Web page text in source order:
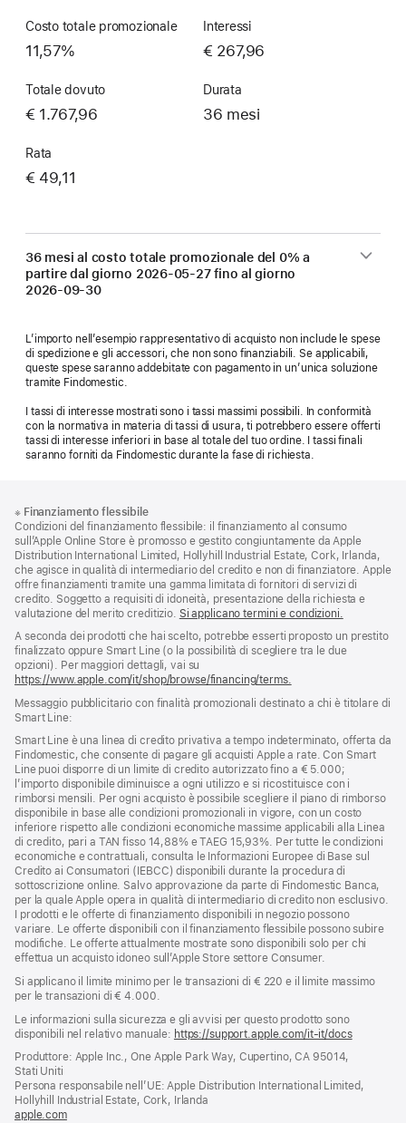
Costo totale promozionale
11,57%
Interessi
€ 267,96
Totale dovuto
€ 1.767,96
Durata
36 mesi
Rata
€ 49,11
36 mesi al costo totale promozionale del 0% a
partire dal giorno 2026-05-27fino al giorno
2026-09-30
L’importo nell’esempio rappresentativo di acquisto non include le spese
di spedizione e gli accessori, che non sono finanziabili. Se applicabili,
queste spese saranno addebitate con pagamento in un’unica soluzione
tramite Findomestic.
I tassi di interesse mostrati sono i tassi massimi possibili. In conformità
con la normativa in materia di tassi di usura, ti potrebbero essere offerti
tassi di interesse inferiori in base al totale del tuo ordine. I tassi finali
saranno forniti da Findomestic durante la fase di richiesta.
di
pagina
a
piè
di
pagina
※ Finanziamento flessibile
Condizioni del finanziamento flessibile: il finanziamento al consumo
sull’Apple Online Store è promosso e gestito congiuntamente da Apple
Distribution International Limited, Hollyhill Industrial Estate, Cork, Irlanda,
che agisce in qualità di intermediario del credito e non di finanziatore. Apple
offre finanziamenti tramite una gamma limitata di fornitori di servizi di
credito. Soggetto a requisiti di idoneità, presentazione della richiesta e
valutazione del merito creditizio. Si applicano termini e condizioni.
A seconda dei prodotti che hai scelto, potrebbe esserti proposto un prestito
finalizzato oppure Smart Line (o la possibilità di scegliere tra le due
opzioni). Per maggiori dettagli, vai su
https://www.apple.com/it/shop/browse/financing/terms.
Messaggio pubblicitario con finalità promozionali destinato a chi è titolare di
Smart Line:
Smart Line è una linea di credito privativa a tempo indeterminato, offerta da
Findomestic, che consente di pagare gli acquisti Apple a rate. Con Smart
Line puoi disporre di un limite di credito autorizzato fino a € 5.000;
l’importo disponibile diminuisce a ogni utilizzo e si ricostituisce con i
rimborsi mensili. Per ogni acquisto è possibile scegliere il piano di rimborso
disponibile in base alle condizioni promozionali in vigore, con un costo
inferiore rispetto alle condizioni economiche massime applicabili alla Linea
di credito, pari a TAN fisso 14,88% e TAEG 15,93%. Per tutte le condizioni
economiche e contrattuali, consulta le Informazioni Europee di Base sul
Credito ai Consumatori (IEBCC) disponibili durante la procedura di
sottoscrizione online. Salvo approvazione da parte di Findomestic Banca,
per la quale Apple opera in qualità di intermediario di credito non esclusivo.
I prodotti e le offerte di finanziamento disponibili in negozio possono
variare. Le offerte disponibili con il finanziamento flessibile possono subire
modifiche. Le offerte attualmente mostrate sono disponibili solo per chi
effettua un acquisto idoneo sull’Apple Store settore Consumer.
Si applicano il limite minimo per le transazioni di € 220 e il limite massimo
per le transazioni di € 4.000.
Le informazioni sulla sicurezza e gli avvisi per questo prodotto sono
disponibili nel relativo manuale: https://support.apple.com/it-it/docs(si
finestra)
Produttore: Apple Inc., One Apple Park Way, Cupertino, CA 95014,
Stati Uniti
Persona responsabile nell’UE: Apple Distribution International Limited,
Hollyhill Industrial Estate, Cork, Irlanda
apple.com(si